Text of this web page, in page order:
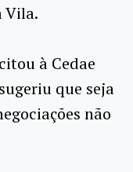
Vila.
à Cedae
que seja
não